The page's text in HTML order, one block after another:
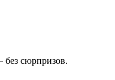
без сюрпризов.